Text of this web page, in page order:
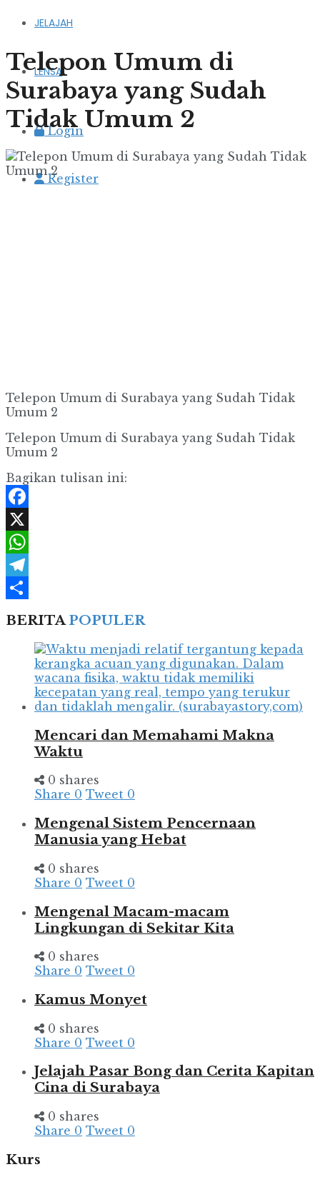
JELAJAH
LENSA
Login
Register
Telepon Umum di
Surabaya yang Sudah
Tidak Umum 2
Telepon Umum di Surabaya yang Sudah Tidak
Umum 2
Telepon Umum di Surabaya yang Sudah Tidak
Umum 2
Bagikan tulisan ini:
Facebook
X
WhatsApp
Telegram
BERITAPOPULER
Mencari dan Memahami Makna
Waktu
0 shares
Share 0 Tweet 0
Mengenal Sistem Pencernaan
Manusia yang Hebat
0 shares
Share 0 Tweet 0
Mengenal Macam-macam
Lingkungan di Sekitar Kita
0 shares
Share 0 Tweet 0
Kamus Monyet
0 shares
Share 0 Tweet 0
Jelajah Pasar Bong dan Cerita Kapitan
Cina di Surabaya
0 shares
Share 0 Tweet 0
Kurs